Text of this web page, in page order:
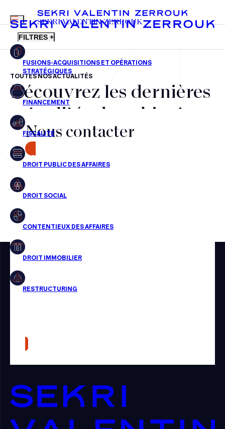
FR EN
MENU
SEKRI VALENTIN ZERROUK
FILTRES +
Fusions-acquisitions et opérations stratégiques
Financement
Fiscalité
Droit public des affaires
Droit social
Droit immobilier
Restructuring
Presse
TOUTES NOS ACTUALITÉS
Découvrez les dernières
actualités du cabinet,
nos récompenses et nos
transactions, jour après
jour
Aucun résultats pour cette recherche
Nous contacter